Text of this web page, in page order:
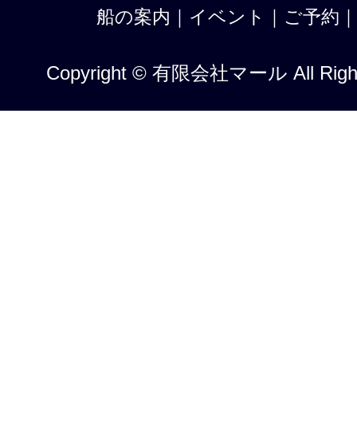
船の案内 ｜ イベント ｜ ご予約 ｜
Copyright © 有限会社マール All